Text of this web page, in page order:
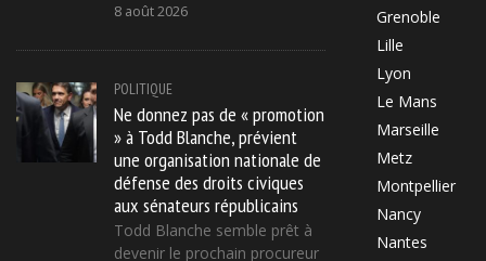
8 août 2026
POLITIQUE
Ne donnez pas de « promotion
» à Todd Blanche, prévient
une organisation nationale de
défense des droits civiques
aux sénateurs républicains
Todd Blanche semble prêt à
devenir le prochain procureur
Grenoble
Lille
Lyon
Le Mans
Marseille
Metz
Montpellier
Nancy
Nantes